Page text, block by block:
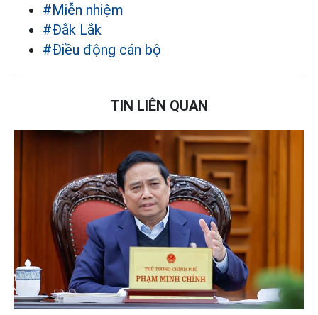
#Miễn nhiệm
#Đắk Lắk
#Điều động cán bộ
TIN LIÊN QUAN